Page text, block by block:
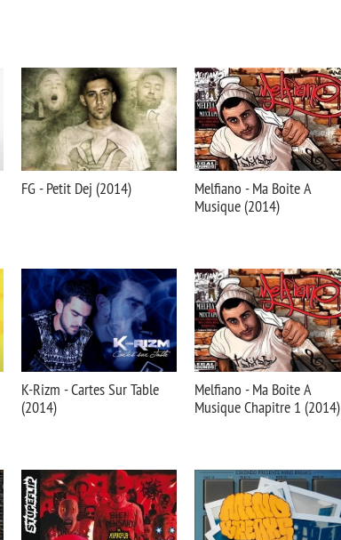
FG - Petit Dej (2014)
Melfiano - Ma Boite A
Musique (2014)
K-Rizm - Cartes Sur Table
(2014)
Melfiano - Ma Boite A
Musique Chapitre 1 (2014)